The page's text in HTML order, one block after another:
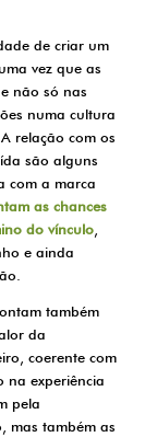
de criar um
vez que as
não só nas
numa cultura
relação com os
são alguns
com a marca
as chances
do vínculo,
e ainda
também
da
coerente com
na experiência
pela
mas também as